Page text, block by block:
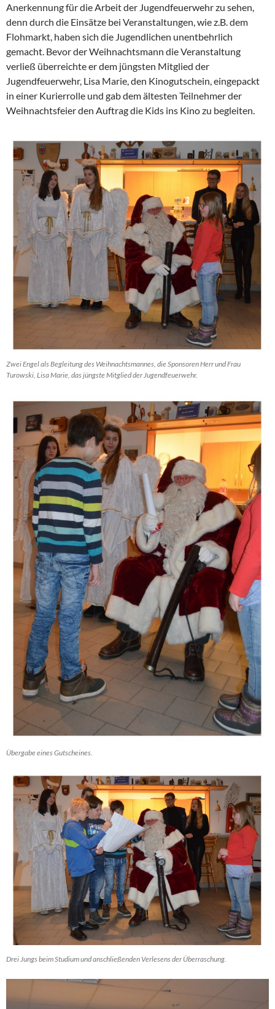
Anerkennung für die Arbeit der Jugendfeuerwehr zu sehen,
denn durch die Einsätze bei Veranstaltungen, wie z.B. dem
Flohmarkt, haben sich die Jugendlichen unentbehrlich
gemacht. Bevor der Weihnachtsmann die Veranstaltung
verließ überreichte er dem jüngsten Mitglied der
Jugendfeuerwehr, Lisa Marie, den Kinogutschein, eingepackt
in einer Kurierrolle und gab dem ältesten Teilnehmer der
Weihnachtsfeier den Auftrag die Kids ins Kino zu begleiten.
Zwei Engel als Begleitung des Weihnachtsmannes, die Sponsoren Herr und Frau
Turowski, Lisa Marie, das jüngste Mitglied der Jugendfeuerwehr.
Übergabe eines Gutscheines.
Drei Jungs beim Studium und anschließenden Verlesens der Überraschung.